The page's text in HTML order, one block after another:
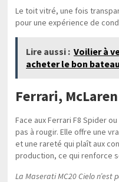
Le toit vitré, une fois
pour une expérience de
Lire aussi : Voilier à
acheter le bon
Ferrari,
Face aux Ferrari F8 Spider ou
pas à rougir. Elle offre une
et une rareté qui plaît aux
production, ce qui renforce
La Maserati MC20 Cielo n’est